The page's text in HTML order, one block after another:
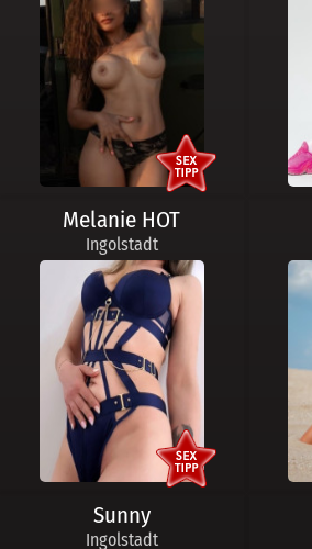
Melanie HOT
Ingolstadt
Sunny
Ingolstadt